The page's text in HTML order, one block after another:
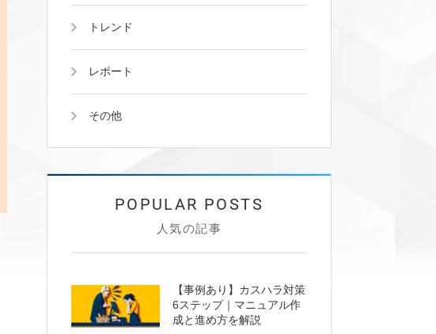
トレンド
レポート
その他
人気の記事
【事例あり】カスハラ対策
6ステップ｜マニュアル作
成と進め方を解説